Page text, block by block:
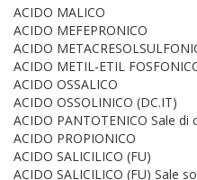
ACIDO MALICO
ACIDO MEFEPRONICO
ACIDO
ACIDO METIL-ETIL
ACIDO OSSALICO
ACIDO OSSOLINICO (DC.IT)
ACIDO PANTOTENICO Sale di
ACIDO PROPIONICO
ACIDO SALICILICO (FU)
ACIDO SALICILICO (FU) Sale